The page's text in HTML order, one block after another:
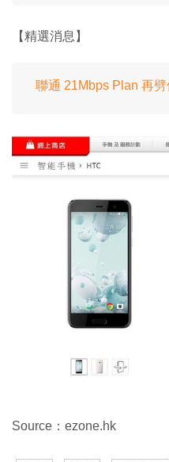
【精選消息】
聯通 21Mbps Plan 再
Source：ezone.hk